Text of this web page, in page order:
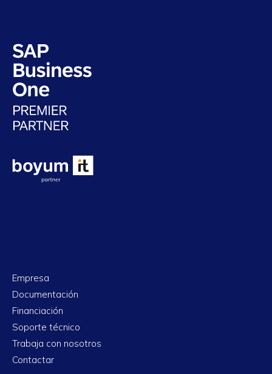
Empresa
Documentación
Financiación
Soporte técnico
Trabaja con nosotros
Contactar